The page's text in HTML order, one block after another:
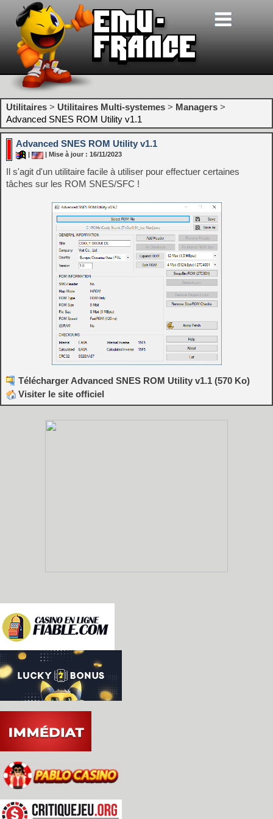
Utilitaires > Utilitaires Multi-systemes > Managers >
Advanced SNES ROM Utility v1.1
Advanced SNES ROM Utility v1.1
| Mise à jour : 16/11/2023
Il s'agit d'un utilitaire facile à utiliser pour effectuer certaines
tâches sur les ROM SNES/SFC !
Télécharger Advanced SNES ROM Utility v1.1 (570 Ko)
Visiter le site officiel